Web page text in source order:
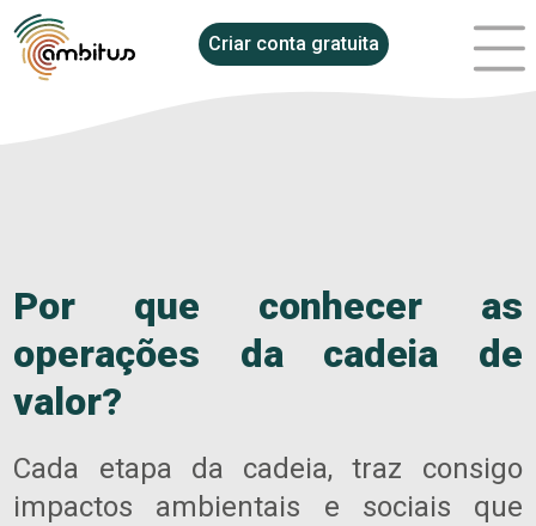
Criar conta gratuita
Por que conhecer as
operações da cadeia de
valor?
Cada etapa da cadeia, traz consigo
impactos ambientais e sociais que